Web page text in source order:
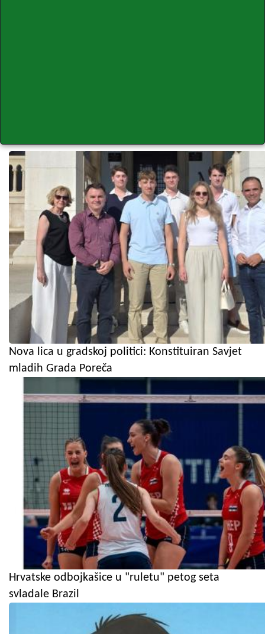
Nova lica u gradskoj politici: Konstituiran Savjet
mladih Grada Poreča
Hrvatske odbojkašice u "ruletu" petog seta
svladale Brazil